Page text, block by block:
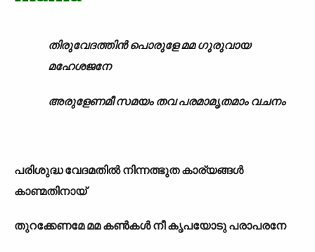
തിരുവേദത്തിൻ പൊരുളേ മമ ഗുരുവായ
മഹേശജനേ
അരുളേണമീ സമയം തവ പരമാമൃതമാം വചനം
പരിശുദ്ധ വേദമതിൽ നിന്നത്ഭുത കാര്യങ്ങൾ
കാണ്മതിനായ്
തുറക്കേണമേ മമ കൺകൾ നീ കൃപയോടു പരാപരനേ